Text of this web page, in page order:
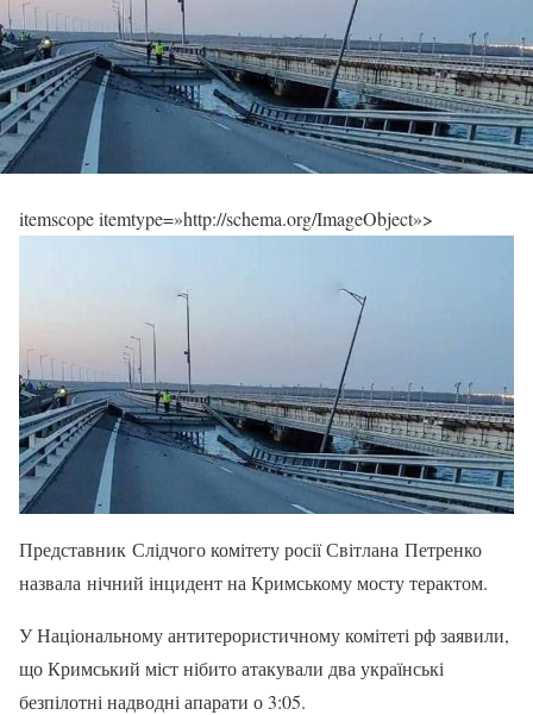
itemscope itemtype=»http://schema.org/ImageObject»>
Представник Слідчого комітету росії Світлана Петренко
назвала нічний інцидент на Кримському мосту терактом.
У Національному антитерористичному комітеті рф заявили,
що Кримський міст нібито атакували два українські
безпілотні надводні апарати о 3:05.